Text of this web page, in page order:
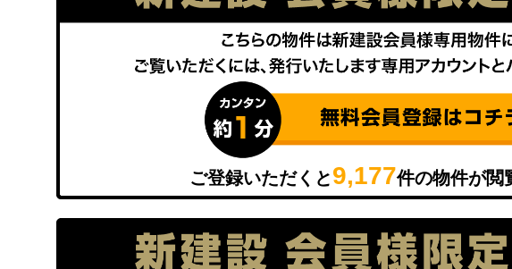
ご登録いただくと9,177件の物件が閲